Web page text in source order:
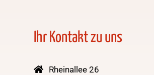
Ihr Kontakt zu uns
Rheinallee 26